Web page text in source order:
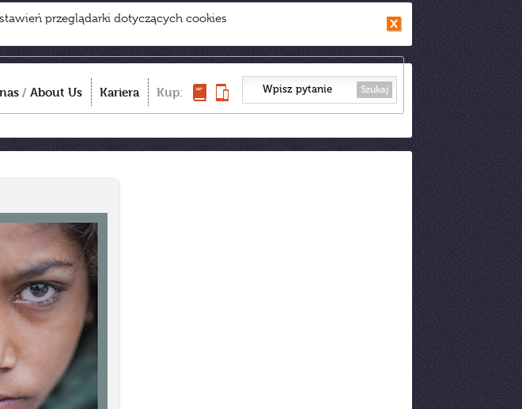
przeglądarki dotyczących cookies
/ About Us Kariera Kup: Szukaj